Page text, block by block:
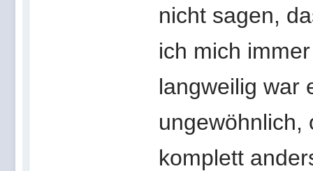
nicht sagen,
ich mich
langweilig war
ungewöhnlich,
komplett